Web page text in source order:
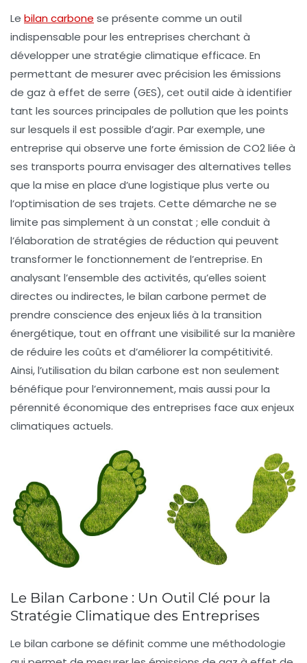
Le bilan carbone se présente comme un outil
indispensable pour les entreprises cherchant à
développer une stratégie climatique efficace. En
permettant de mesurer avec précision les émissions
de gaz à effet de serre (GES), cet outil aide à identifier
tant les sources principales de pollution que les points
sur lesquels il est possible d’agir. Par exemple, une
entreprise qui observe une forte émission de CO2 liée à
ses transports pourra envisager des alternatives telles
que la mise en place d’une logistique plus verte ou
l’optimisation de ses trajets. Cette démarche ne se
limite pas simplement à un constat ; elle conduit à
l’élaboration de stratégies de réduction qui peuvent
transformer le fonctionnement de l’entreprise. En
analysant l’ensemble des activités, qu’elles soient
directes ou indirectes, le bilan carbone permet de
prendre conscience des enjeux liés à la transition
énergétique, tout en offrant une visibilité sur la manière
de réduire les coûts et d’améliorer la compétitivité.
Ainsi, l’utilisation du bilan carbone est non seulement
bénéfique pour l’environnement, mais aussi pour la
pérennité économique des entreprises face aux enjeux
climatiques actuels.
Le Bilan Carbone : Un Outil Clé pour la
Stratégie Climatique des Entreprises
Le bilan carbone se définit comme une méthodologie